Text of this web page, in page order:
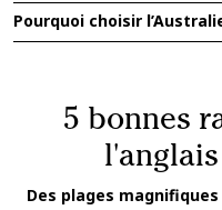
Pourquoi choisir
5 bonnes
Des plages magnifiques